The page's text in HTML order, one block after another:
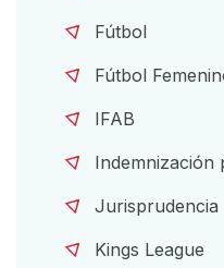
Fútbol
Fútbol
IFAB
Indemnización
Jurisprudencia
Kings League